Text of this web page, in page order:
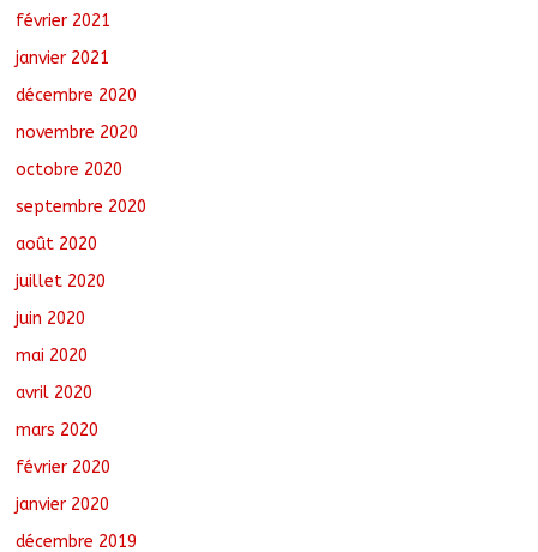
février 2021
janvier 2021
décembre 2020
novembre 2020
octobre 2020
septembre 2020
août 2020
juillet 2020
juin 2020
mai 2020
avril 2020
mars 2020
février 2020
janvier 2020
décembre 2019